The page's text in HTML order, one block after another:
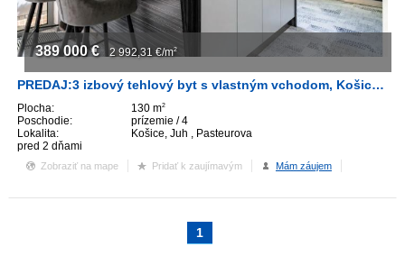
PREDAJ:3 izbový tehlový byt s vlastným vchodom, Košice, ul. Pasteurova
Plocha: 130 m2
Poschodie:
prízemie / 4
Lokalita:
Košice, Juh , Pasteurova
pred 2 dňami
389 000 € 2 992,31 €/m2
Zobraziť na mape Pridať k zaujímavým Mám záujem
1